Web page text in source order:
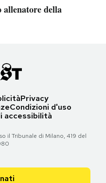
allenatore della
Privacy
Condizioni d'uso
accessibilità
il Tribunale di Milano, 419 del